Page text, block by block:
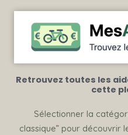
Retrouvez toutes les
cette
Sélectionner la
classique” pour découvrir